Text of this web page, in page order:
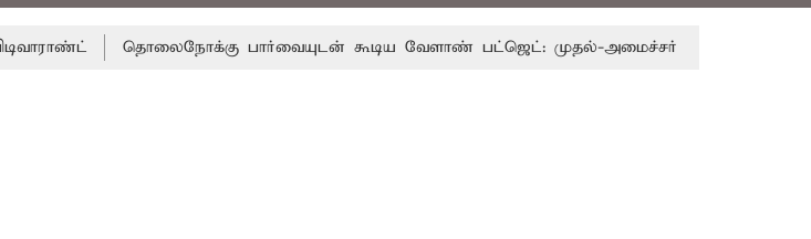
தொலைநோக்கு பார்வையுடன் கூடிய வேளாண் பட்ஜெட்: முதல்-அமைச்சர் விஜய்